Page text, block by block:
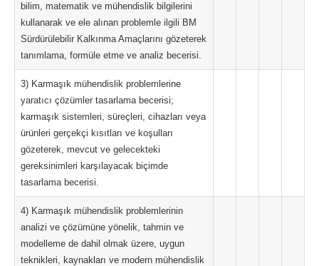
bilim, matematik ve mühendislik bilgilerini
kullanarak ve ele alınan problemle ilgili BM
Sürdürülebilir Kalkınma Amaçlarını gözeterek
tanımlama, formüle etme ve analiz becerisi.
3) Karmaşık mühendislik problemlerine
yaratıcı çözümler tasarlama becerisi;
karmaşık sistemleri, süreçleri, cihazları veya
ürünleri gerçekçi kısıtları ve koşulları
gözeterek, mevcut ve gelecekteki
gereksinimleri karşılayacak biçimde
tasarlama becerisi.
4) Karmaşık mühendislik problemlerinin
analizi ve çözümüne yönelik, tahmin ve
modelleme de dahil olmak üzere, uygun
teknikleri, kaynakları ve modern mühendislik